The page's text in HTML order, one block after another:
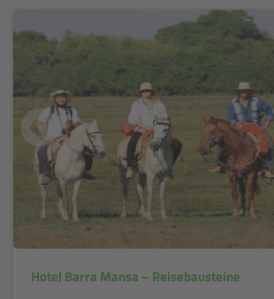
Hotel Barra Mansa – Reisebausteine